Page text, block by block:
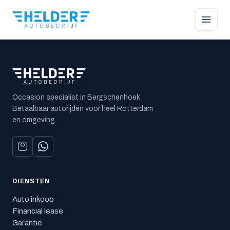
Occasion specialist in Bergschenhoek.
Betaalbaar autorijden voor heel Rotterdam
en omgeving.
DIENSTEN
Auto inkoop
Financial lease
Garantie